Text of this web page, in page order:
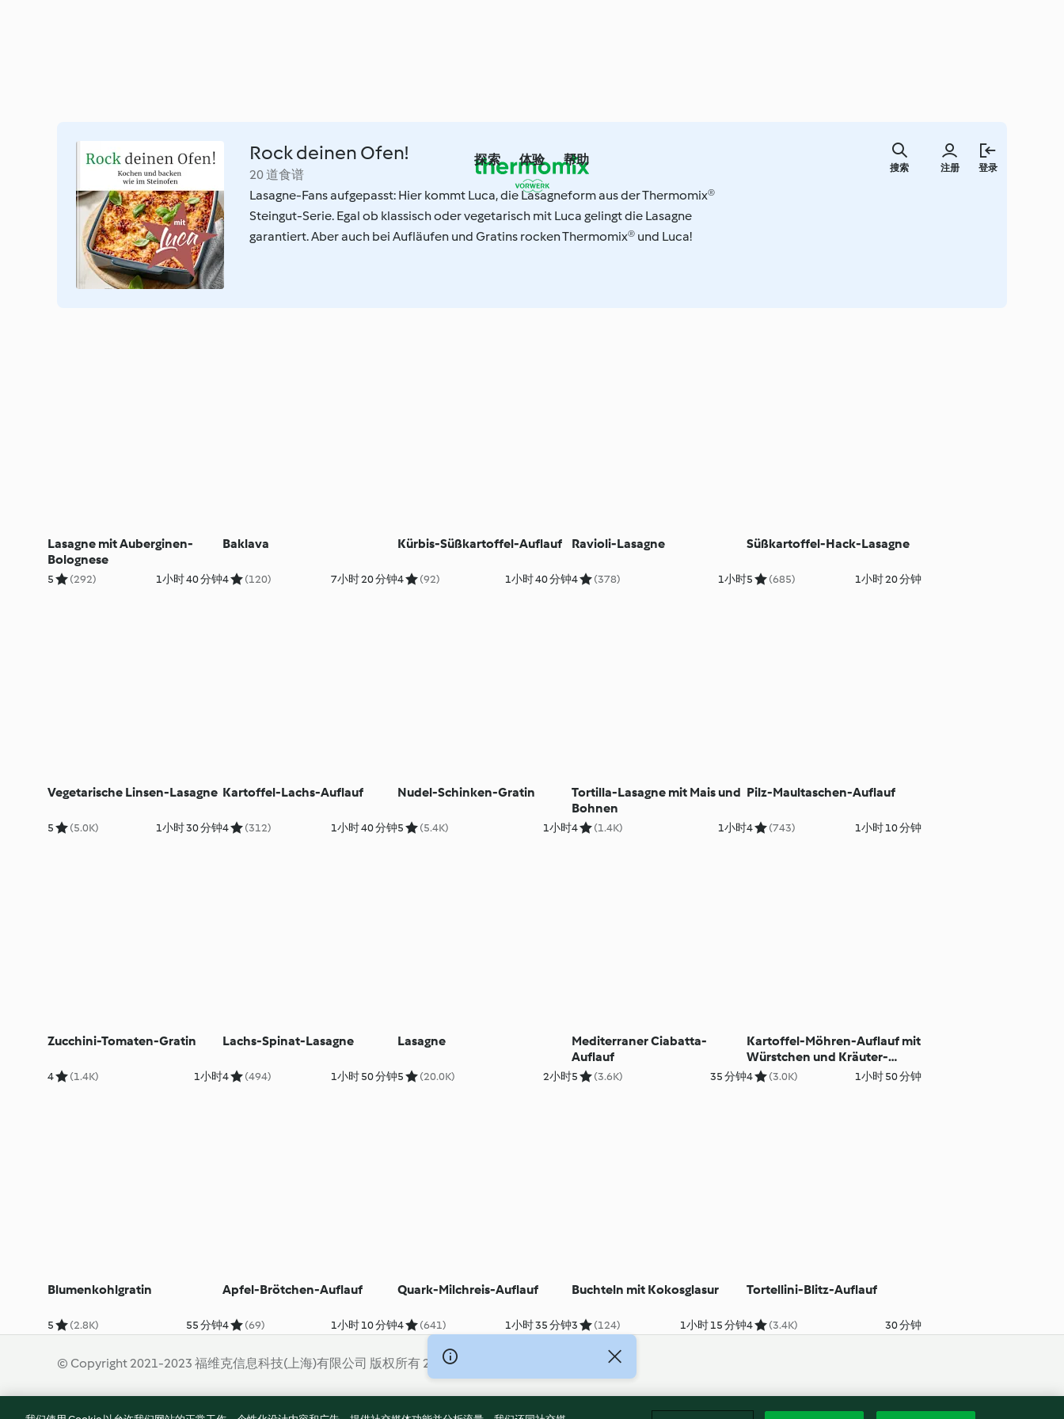
探索 体验 帮助
注册 登录
搜索
Rock deinen Ofen!
20 道食谱
Lasagne-Fans aufgepasst: Hier kommt Luca, die Lasagneform aus der Thermomix®
Steingut-Serie. Egal ob klassisch oder vegetarisch mit Luca gelingt die Lasagne
garantiert. Aber auch bei Aufläufen und Gratins rocken Thermomix® und Luca!
Lasagne mit Auberginen-
Bolognese
5 (292) 1小时 40 分钟
Baklava
4 (120) 7小时 20 分钟
Kürbis-Süßkartoffel-Auflauf
4 (92) 1小时 40 分钟
Ravioli-Lasagne
4 (378) 1小时
Süßkartoffel-Hack-Lasagne
5 (685) 1小时 20 分钟
Vegetarische Linsen-Lasagne
5 (5.0K) 1小时 30 分钟
Kartoffel-Lachs-Auflauf
4 (312) 1小时 40 分钟
Nudel-Schinken-Gratin
5 (5.4K) 1小时
Tortilla-Lasagne mit Mais und
Bohnen
4 (1.4K) 1小时
Pilz-Maultaschen-Auflauf
4 (743) 1小时 10 分钟
Zucchini-Tomaten-Gratin
4 (1.4K) 1小时
Lachs-Spinat-Lasagne
4 (494) 1小时 50 分钟
Lasagne
5 (20.0K) 2小时
Mediterraner Ciabatta-
Auflauf
5 (3.6K) 35 分钟
Kartoffel-Möhren-Auflauf mit
Würstchen und Kräuter-
Käse-Sauce
4 (3.0K) 1小时 50 分钟
Blumenkohlgratin
5 (2.8K) 55 分钟
Apfel-Brötchen-Auflauf
4 (69) 1小时 10 分钟
Quark-Milchreis-Auflauf
4 (641) 1小时 35 分钟
Buchteln mit Kokosglasur
3 (124) 1小时 15 分钟
Tortellini-Blitz-Auflauf
4 (3.4K) 30 分钟
© Copyright 2021-2023 福维克信息科技(上海)有限公司 版权所有 2026